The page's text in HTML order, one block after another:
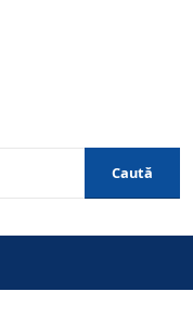
Caută